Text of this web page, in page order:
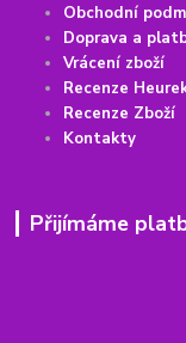
Obchodní
Doprava a
Vrácení zboží
Recenze
Recenze Zboží
Kontakty
Přijímáme